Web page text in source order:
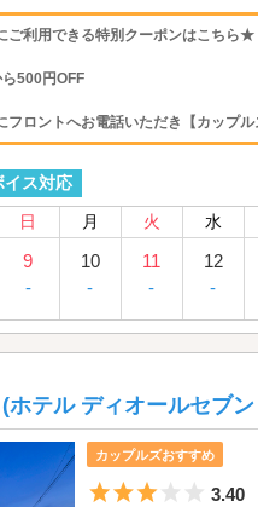
ご利用できる特別クーポンはこちら★
500円OFF
フロントへお電話いただき【カップ
イス対応
日 月 火 水
9
-
10
-
11
-
12
-
テル ディオールセブ
カップルズおすすめ
5つ星
3.40